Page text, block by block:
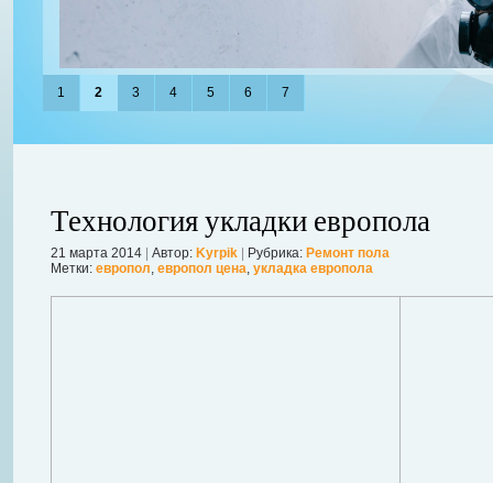
1 2 3 4 5 6 7
Технология укладки европола
21 марта 2014 Автор: Kyrpik Рубрика: Ремонт пола
Метки: европол, европол цена, укладка европола